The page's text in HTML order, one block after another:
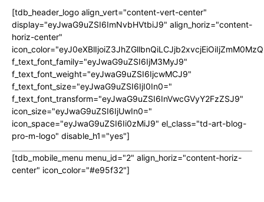
[tdb_header_logo align_vert="content-vert-center"
display="eyJwaG9uZSI6ImNvbHVtbiJ9" align_horiz="content-
horiz-center"
f_text_font_family="eyJwaG9uZSI6IjM3MyJ9"
f_text_font_weight="eyJwaG9uZSI6IjcwMCJ9"
f_text_font_size="eyJwaG9uZSI6IjI0In0="
f_text_font_transform="eyJwaG9uZSI6InVwcGVyY2FzZSJ9"
icon_size="eyJwaG9uZSI6IjUwIn0="
icon_space="eyJwaG9uZSI6Ii0zMiJ9" el_class="td-art-blog-
pro-m-logo" disable_h1="yes"]
[tdb_mobile_menu menu_id="2" align_horiz="content-horiz-
center" icon_color="#e95f32"]